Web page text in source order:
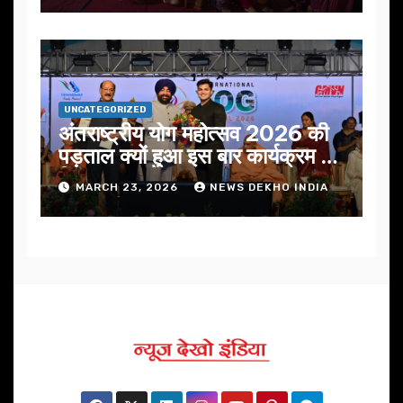
UNCATEGORIZED
अंतराष्ट्रीय योग महोत्सव 2026 की
पड़ताल क्यों हुआ इस बार कार्यक्रम में
निखार
MARCH 23, 2026 NEWS DEKHO INDIA